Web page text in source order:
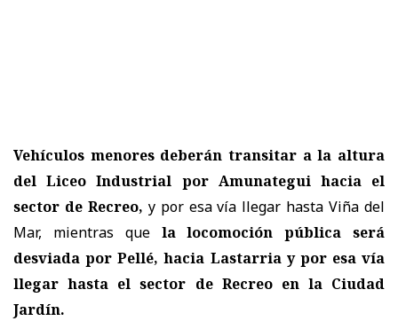
Vehículos menores deberán transitar a la altura
del Liceo Industrial por Amunategui hacia el
sector de Recreo, y por esa vía llegar hasta Viña del
Mar, mientras quela locomoción pública será
desviada por Pellé, hacia Lastarria y por esa vía
llegar hasta el sector de Recreo en la Ciudad
Jardín.